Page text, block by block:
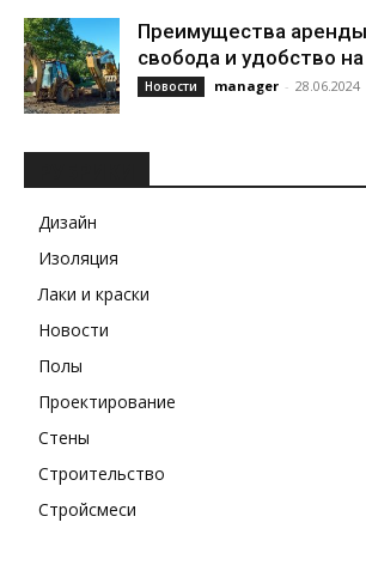
Преимущества
свобода и удобство
Новости manager - 28.06.2024
Дизайн
Изоляция
Лаки и краски
Новости
Полы
Проектирование
Стены
Строительство
Стройсмеси